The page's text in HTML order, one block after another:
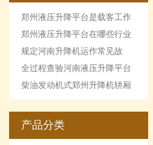
郑州液压升降平台是载客工作
机械设备
郑州液压升降平台在哪些行业
最受欢迎
规定河南升降机运作常见故
障。
全过程查验河南液压升降平台
柴油发动机式郑州升降机轿厢
的优点和缺点
产品分类